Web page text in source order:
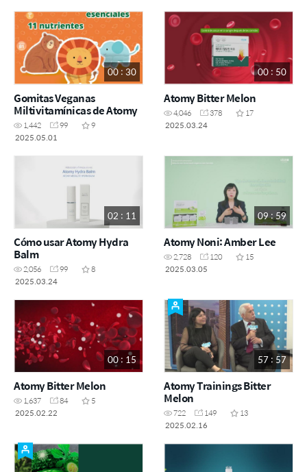
00 : 30
Gomitas Veganas
Miltivitamínicas de Atomy
1,442 99
9
2025.05.01
00 : 50
Atomy Bitter Melon
4,046 378
17
2025.03.24
02 : 11
Cómo usar Atomy Hydra
Balm
2,056 99
8
2025.03.24
09 : 59
Atomy Noni: Amber Lee
2,728 120
15
2025.03.05
00 : 15
Atomy Bitter Melon
1,637 84
5
2025.02.22
57 : 57
Atomy Trainings Bitter
Melon
722 149
13
2025.02.16